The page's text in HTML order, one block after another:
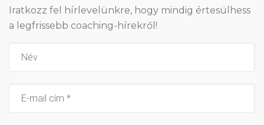
Iratkozz fel hírlevelünkre, hogy mindig értesülhess
a legfrissebb coaching-hírekről!